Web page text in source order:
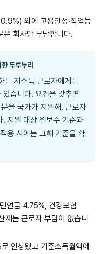
외에 고용안정·직업능
은 회사만 부담합니다.
두루누리
는 저소득 근로자에게는
있습니다. 요건을 갖추면
을 국가가 지원해, 근로자
. 지원 대상 월보수 기준과
용 시에는 그해 기준을 확
연금 4.75%, 건강보험
는 근로자 부담이 없습니
인상됐고 기준소득월액에